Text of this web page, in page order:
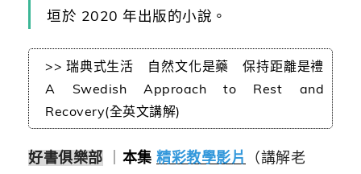
垣於 2020 年出版的小說。
>> 瑞典式生活 自然文化是藥 保持距離是禮
A Swedish Approach to Rest and
Recovery(全英文講解)
好書俱樂部 本集 精彩教學影片
（講解老